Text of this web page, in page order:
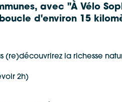
avec "À Vélo
d'environ 15
(re)découvrirez la richesse
2h)
Apple Plans